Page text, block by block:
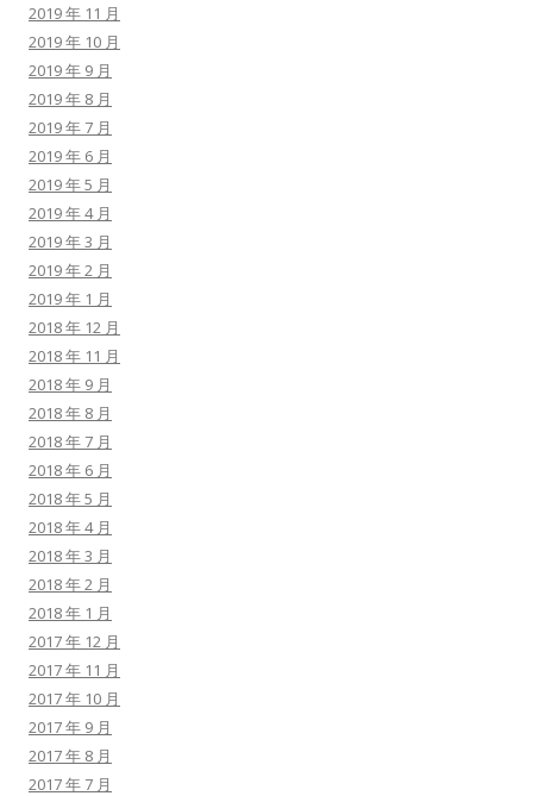
2019 年 11 月
2019 年 10 月
2019 年 9 月
2019 年 8 月
2019 年 7 月
2019 年 6 月
2019 年 5 月
2019 年 4 月
2019 年 3 月
2019 年 2 月
2019 年 1 月
2018 年 12 月
2018 年 11 月
2018 年 9 月
2018 年 8 月
2018 年 7 月
2018 年 6 月
2018 年 5 月
2018 年 4 月
2018 年 3 月
2018 年 2 月
2018 年 1 月
2017 年 12 月
2017 年 11 月
2017 年 10 月
2017 年 9 月
2017 年 8 月
2017 年 7 月